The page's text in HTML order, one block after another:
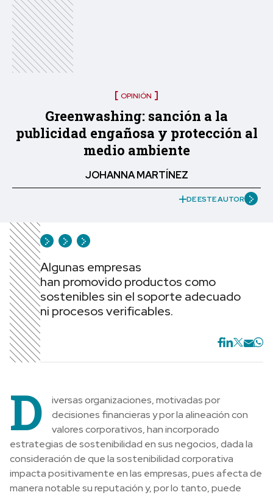
OPINIÓN
Greenwashing: sanción a la
publicidad engañosa y protección al
medio ambiente
JOHANNA MARTÍNEZ
DE ESTE AUTOR
Algunas empresas
han promovido productos como
sostenibles sin el soporte adecuado
ni procesos verificables.
D
iversas organizaciones, motivadas por
decisiones financieras y por la alineación con
valores corporativos, han incorporado
estrategias de sostenibilidad en sus negocios, dada la
consideración de que la sostenibilidad corporativa
impacta positivamente en las empresas, pues afecta de
manera notable su reputación y, por lo tanto, puede